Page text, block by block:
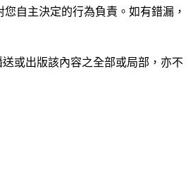
自主決定的行為負責。如有錯漏，
或出版該內容之全部或局部，亦不